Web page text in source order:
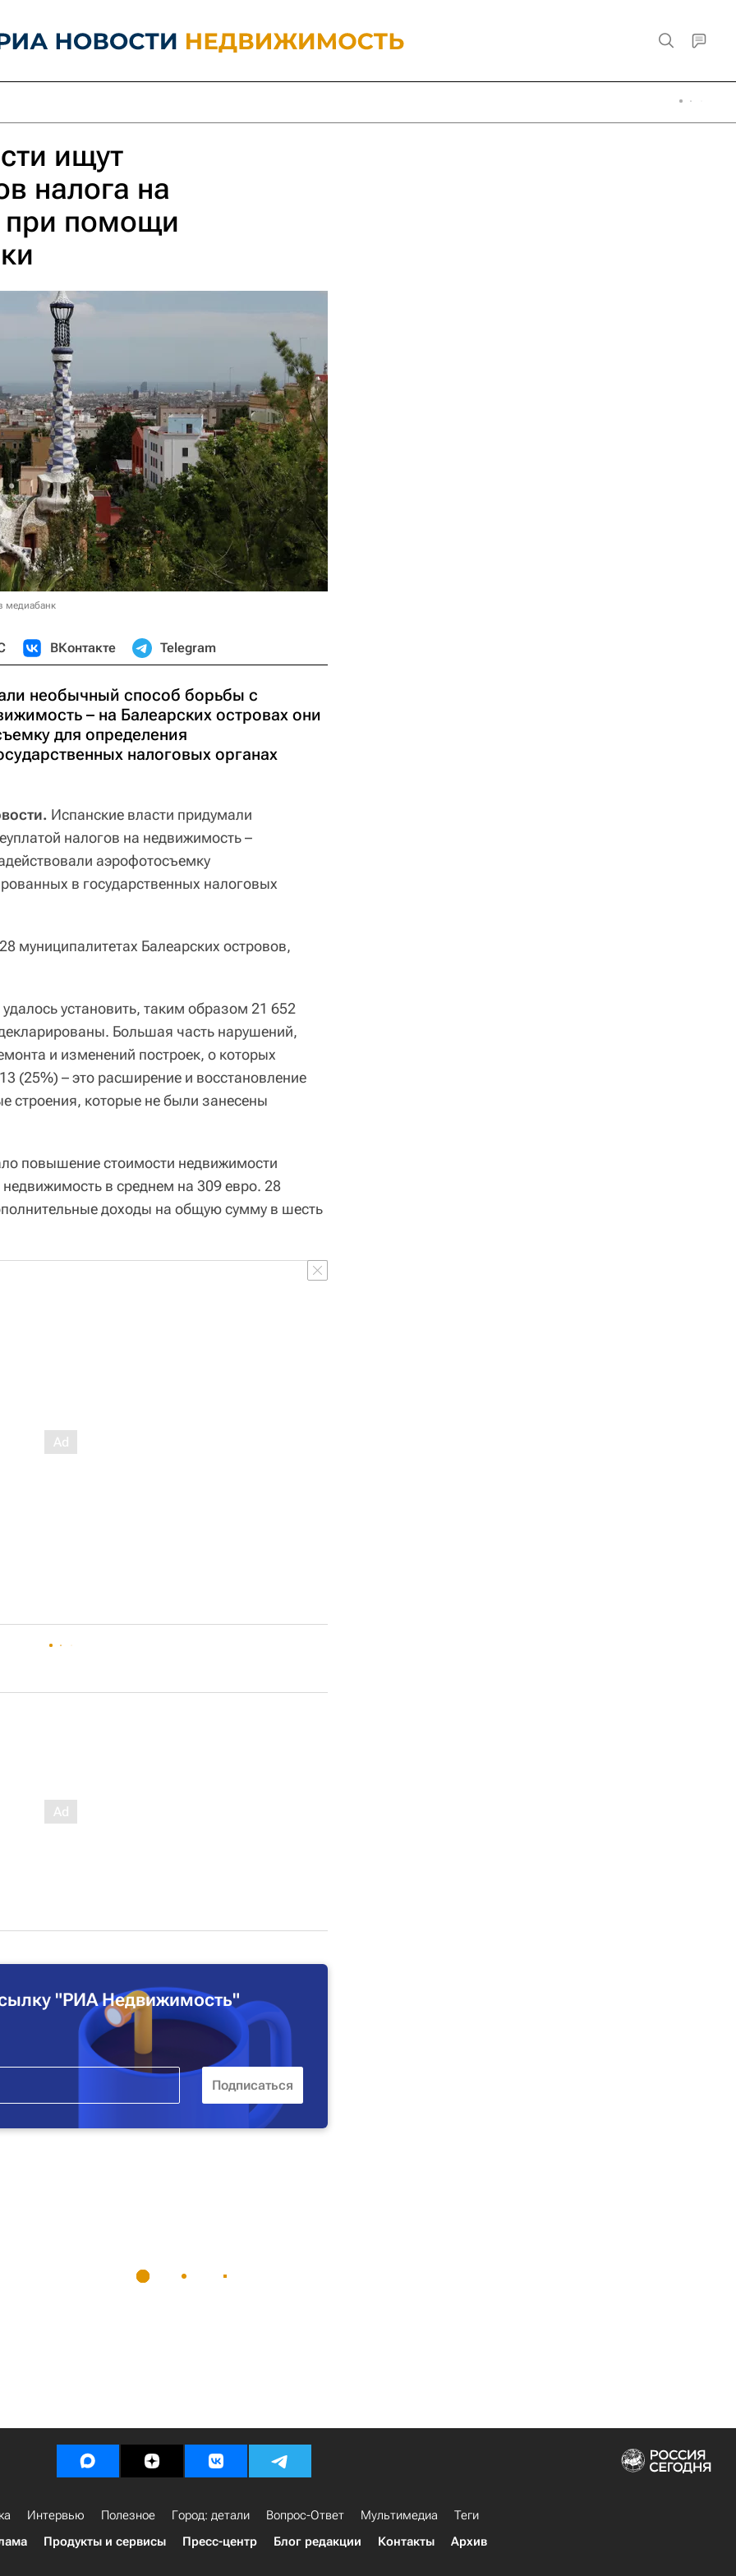
ищут
налога на
при помощи
медиабанк
ВКонтакте Telegram
необычный способ борьбы с
– на Балеарских островах они
для определения
налоговых органах
Испанские власти придумали
налогов на недвижимость –
аэрофотосъемку
в государственных налоговых
муниципалитетах Балеарских островов,
установить, таким образом 21 652
Большая часть нарушений,
и изменений построек, о которых
(25%) – это расширение и восстановление
строения, которые не были занесены
повышение стоимости недвижимости
в среднем на 309 евро. 28
доходы на общую сумму в шесть
"РИА Недвижимость"
Интервью Полезное Город: детали Вопрос-Ответ Мультимедиа
Теги
Продукты и сервисы Пресс-центр Блог редакции Контакты Архив